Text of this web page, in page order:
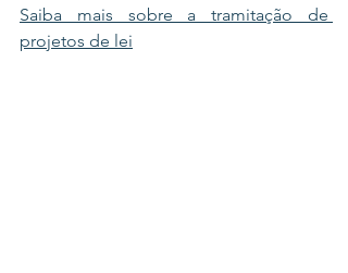
Saiba mais sobre a tramitação de
projetos de lei